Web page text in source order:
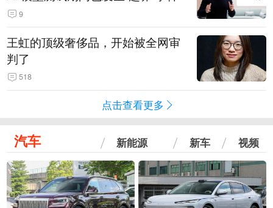
9
王虹的顶级奢侈品，开始被全网审
判了
518
点击查看更多
汽车 新能源 新车 视频